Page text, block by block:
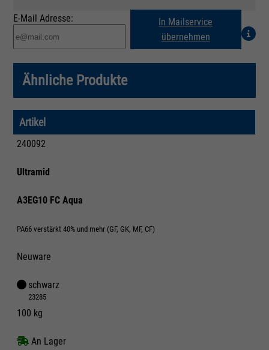
E-Mail Adresse:
In Mailservice
übernehmen
Ähnliche Produkte
Artikel
240092
Ultramid
A3EG10 FC Aqua
PA66 verstärkt 40% und mehr (GF, GK, MF, CF)
Neuware
schwarz
23285
100 kg
An Lager